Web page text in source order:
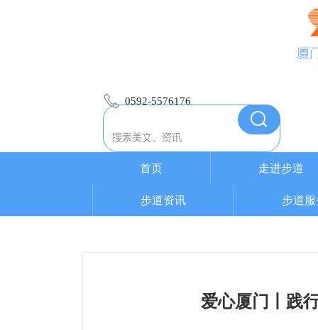
厦
0592-5576176
首页 走进步道
步道资讯 步道
爱心厦门丨践